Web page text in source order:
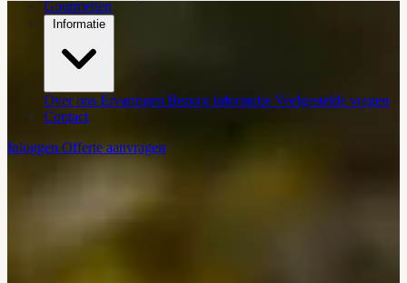
Gourmetten
Informatie
Over ons Ervaringen Bezorg informatie Veelgestelde vragen
Contact
Inloggen Offerte aanvragen